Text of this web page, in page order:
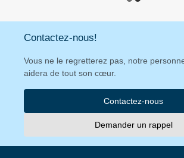
Contactez-nous!
Vous ne le regretterez pas, notre
aidera de tout son cœur.
Contactez-nous
Demander un rappel